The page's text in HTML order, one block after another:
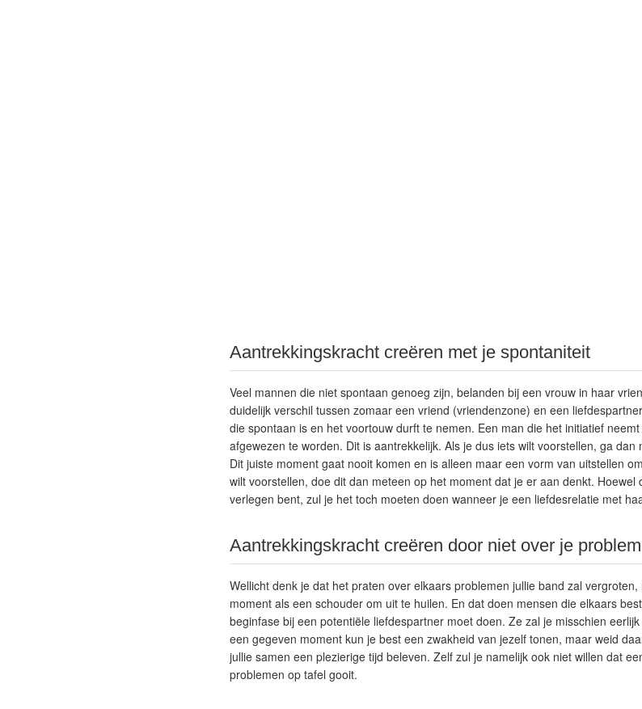
Aantrekkingskracht creëren met je spontaniteit
Veel mannen die niet spontaan genoeg zijn, belanden bij een vrouw in haar
duidelijk verschil tussen zomaar een vriend (vriendenzone) en een
die spontaan is en het voortouw durft te nemen. Een man die het initiatief
afgewezen te worden. Dit is aantrekkelijk. Als je dus iets wilt voorstellen, ga
Dit juiste moment gaat nooit komen en is alleen maar een vorm van uitstellen
wilt voorstellen, doe dit dan meteen op het moment dat je er aan denkt. Hoewel
verlegen bent, zul je het toch moeten doen wanneer je een liefdesrelatie met
Aantrekkingskracht creëren door niet over je
Wellicht denk je dat het praten over elkaars problemen jullie band zal
moment als een schouder om uit te huilen. En dat doen mensen die elkaars
beginfase bij een potentiële liefdespartner moet doen. Ze zal je misschien
een gegeven moment kun je best een zwakheid van jezelf tonen, maar weid
jullie samen een plezierige tijd beleven. Zelf zul je namelijk ook niet willen dat
problemen op tafel gooit.